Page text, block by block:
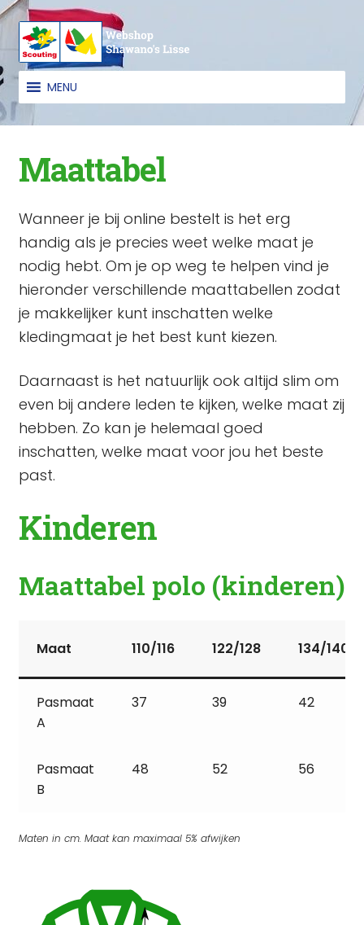
Ga
door
naar
navigatie
Ga
naar
de
inhoudMENU
Maattabel
Wanneer je bij online bestelt is het erg
handig als je precies weet welke maat je
nodig hebt. Om je op weg te helpen vind je
hieronder verschillende maattabellen zodat
je makkelijker kunt inschatten welke
kledingmaat je het best kunt kiezen.
Daarnaast is het natuurlijk ook altijd slim om
even bij andere leden te kijken, welke maat zij
hebben. Zo kan je helemaal goed
inschatten, welke maat voor jou het beste
past.
Kinderen
Maattabel polo (kinderen)
Maat 110/116 122/128 134/140
Pasmaat
A
37 39 42
Pasmaat
B
48 52 56
Maten in cm. Maat kan maximaal 5% afwijken